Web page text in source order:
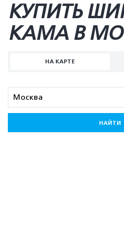
КУПИТЬ
KAMA В
НА КАРТЕ
НАЙТИ